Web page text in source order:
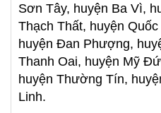
Sơn Tây, huyện Ba Vì,
Thạch Thất, huyện
huyện Đan Phượng,
Thanh Oai, huyện Mỹ
huyện Thường Tín,
Linh.